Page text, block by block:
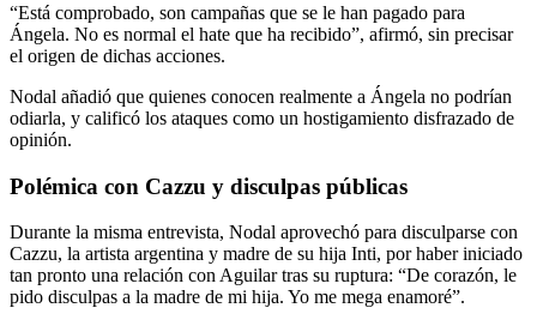
“Está comprobado, son campañas que se le han pagado para
Ángela. No es normal el hate que ha recibido”, afirmó, sin precisar
el origen de dichas acciones.
Nodal añadió que quienes conocen realmente a Ángela no podrían
odiarla, y calificó los ataques como un hostigamiento disfrazado de
opinión.
Polémica con Cazzu y disculpas públicas
Durante la misma entrevista, Nodal aprovechó para disculparse con
Cazzu, la artista argentina y madre de su hija Inti, por haber iniciado
tan pronto una relación con Aguilar tras su ruptura: “De corazón, le
pido disculpas a la madre de mi hija. Yo me mega enamoré”.